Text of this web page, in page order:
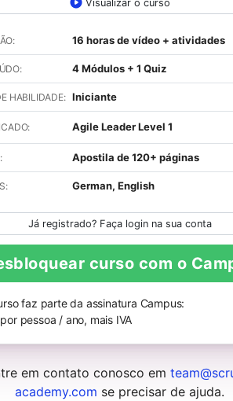
Visualizar o curso
16 horas de vídeo + atividades
4 Módulos + 1 Quiz
HABILIDADE: Iniciante
Agile Leader Level 1
Apostila de 120+ páginas
German, English
Já registrado? Faça login na sua conta
curso com o
faz parte da assinatura Campus:
por pessoa / ano, mais IVA
em contato conosco em
academy.com se precisar de ajuda.